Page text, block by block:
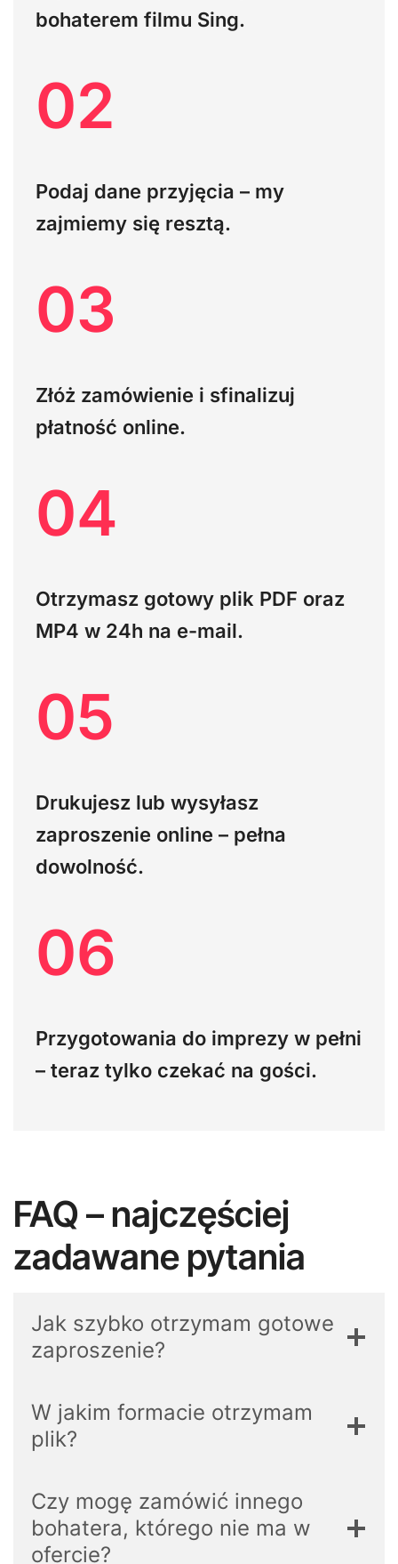
bohaterem filmu Sing.
02
Podaj dane przyjęcia – my
zajmiemy się resztą.
03
Złóż zamówienie i sfinalizuj
płatność online.
04
Otrzymasz gotowy plik PDF oraz
MP4 w 24h na e-mail.
05
Drukujesz lub wysyłasz
zaproszenie online – pełna
dowolność.
06
Przygotowania do imprezy w pełni
– teraz tylko czekać na gości.
FAQ – najczęściej
zadawane pytania
Jak szybko otrzymam gotowe
zaproszenie?
W jakim formacie otrzymam
plik?
Czy mogę zamówić innego
bohatera, którego nie ma w
ofercie?